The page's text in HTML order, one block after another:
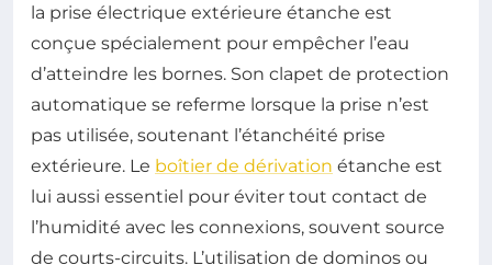
la prise électrique extérieure étanche est
conçue spécialement pour empêcher l’eau
d’atteindre les bornes. Son clapet de protection
automatique se referme lorsque la prise n’est
pas utilisée, soutenant l’étanchéité prise
extérieure. Le boîtier de dérivation étanche est
lui aussi essentiel pour éviter tout contact de
l’humidité avec les connexions, souvent source
de courts-circuits. L’utilisation de dominos ou